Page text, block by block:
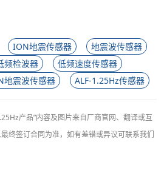
ION地震传感器
地震波传感器
频检波器
低频速度传感器
地震波传感器 ALF-1.25Hz传感器
产品”内容及图片来自厂商官网、翻译或互
终签订合同为准，如有差错或异议可联系我们